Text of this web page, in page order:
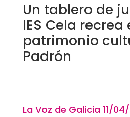
Un tablero de
IES Cela recrea
patrimonio
Padrón
La Voz de Galicia 11/